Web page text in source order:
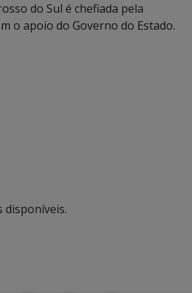
do Sul é chefiada pela
o apoio do Governo do Estado.
disponíveis.